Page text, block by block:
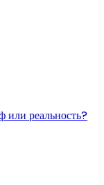
реальность?